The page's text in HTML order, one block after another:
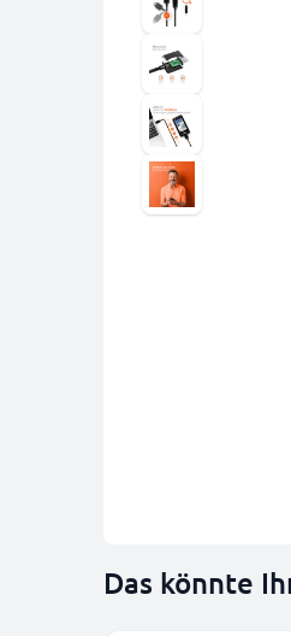
Das könnte